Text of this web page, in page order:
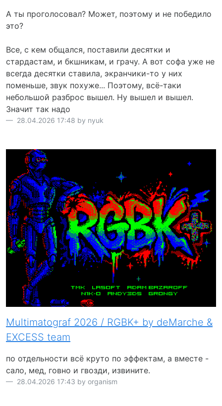
А ты проголосовал? Может, поэтому и не победило
это?
Все, с кем общался, поставили десятки и
стардастам, и бкшникам, и грачу. А вот софа уже не
всегда десятки ставила, экранчики-то у них
поменьше, звук похуже... Поэтому, всё-таки
небольшой разброс вышел. Ну вышел и вышел.
Значит так надо
28.04.2026 17:48 by nyuk
Multimatograf 2026 / RGBK+ by deMarche &
EXCESS team
по отдельности всё круто по эффектам, а вместе -
сало, мед, говно и гвозди, извините.
28.04.2026 17:43 by organism